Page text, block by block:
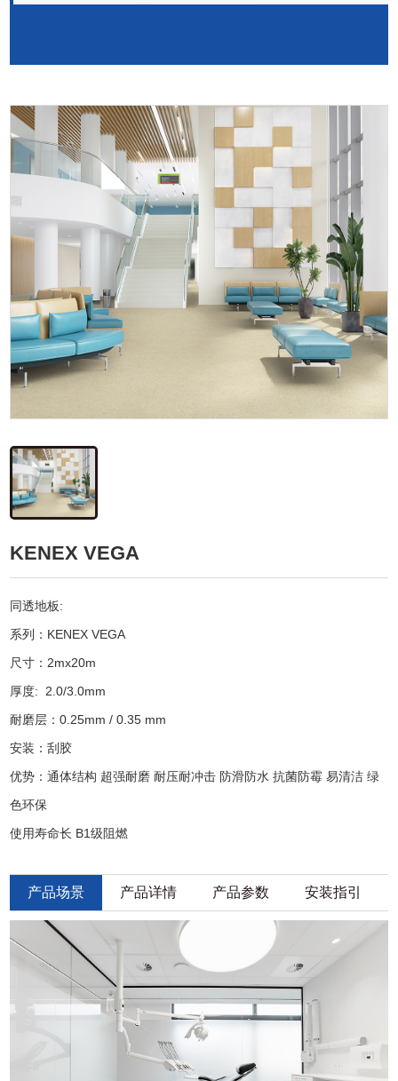
KENEX VEGA
同透地板:
系列：KENEX VEGA
尺寸：2mx20m
厚度: 2.0/3.0mm
耐磨层：0.25mm / 0.35 mm
安装：刮胶
优势：通体结构 超强耐磨 耐压耐冲击 防滑防水 抗菌防霉 易清洁 绿
色环保
使用寿命长 B1级阻燃
产品场景 产品详情 产品参数 安装指引